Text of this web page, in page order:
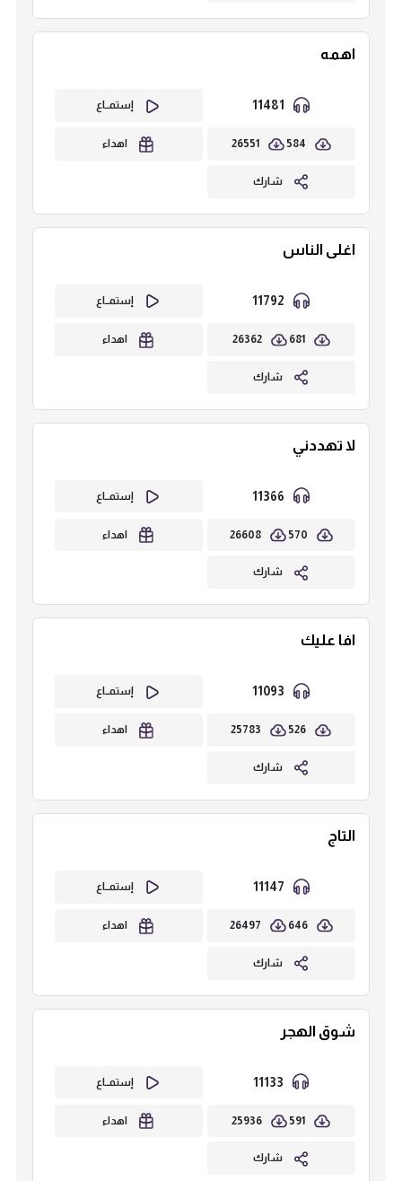
اهمه
إستمــاع
584
26551 اهداء
شارك
اغلى الناس
إستمــاع
681
26362 اهداء
شارك
لا تهددني
إستمــاع
570
26608 اهداء
شارك
افا عليك
إستمــاع
526
25783 اهداء
شارك
التاج
إستمــاع
646
26497 اهداء
شارك
شوق الهجر
إستمــاع
591
25936 اهداء
شارك